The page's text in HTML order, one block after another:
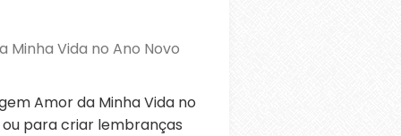
Minha Vida no Ano Novo
Amor da Minha Vida no
para criar lembranças